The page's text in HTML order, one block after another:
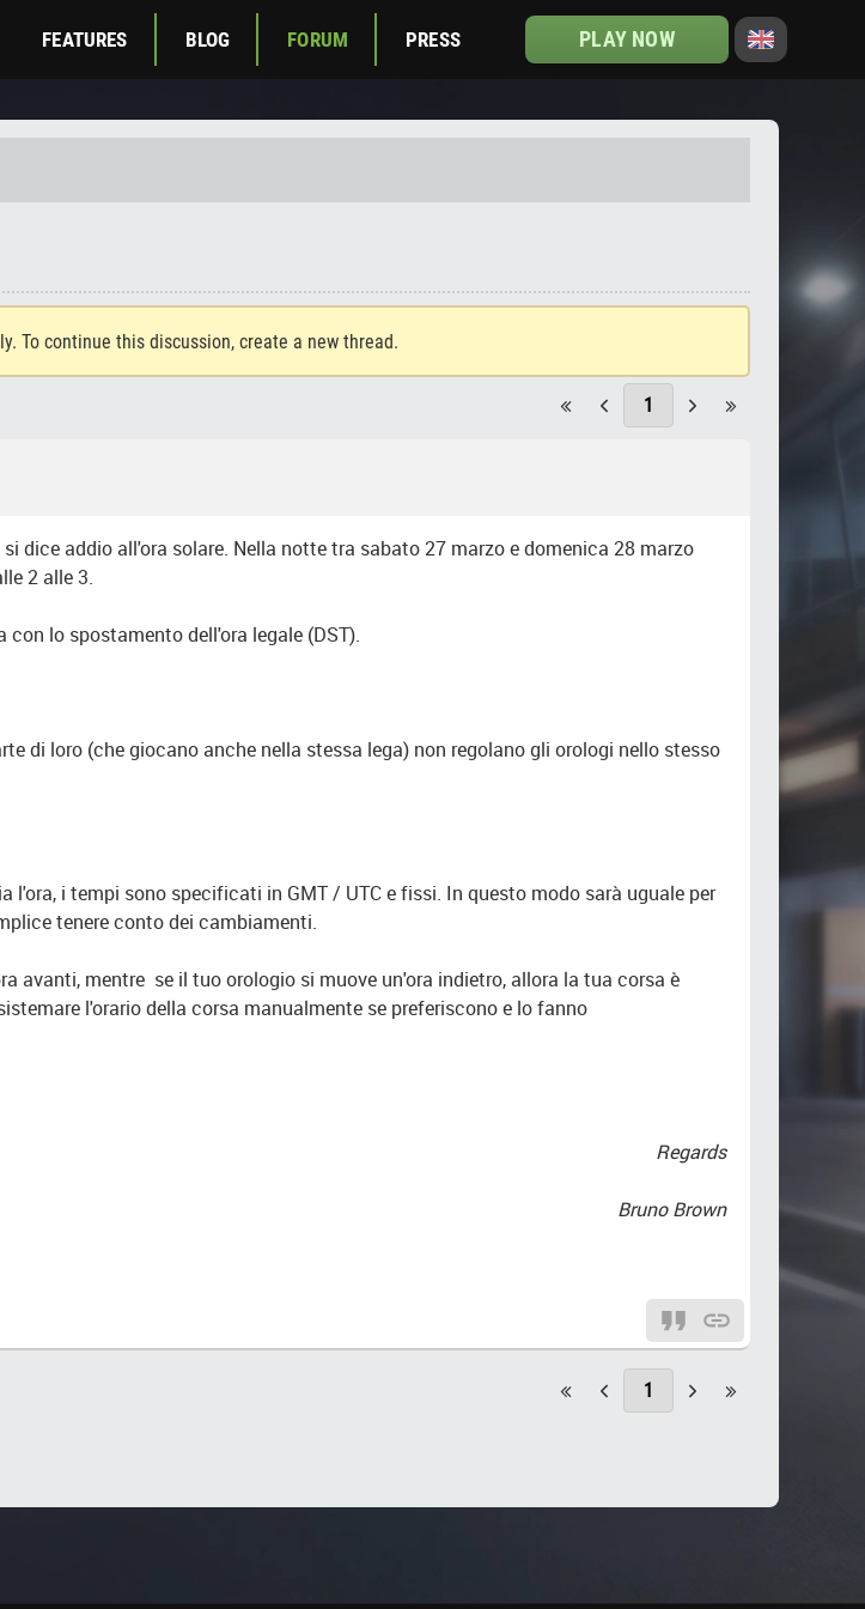
FEATURES BLOG FORUM PRESS PLAY NOW
To continue this discussion, create a new thread.
1
dice addio all'ora solare. Nella notte tra sabato 27 marzo e domenica 28 marzo
2 alle 3.
con lo spostamento dell'ora legale (DST).
di loro (che giocano anche nella stessa lega) non regolano gli orologi nello stesso
i tempi sono specificati in GMT / UTC e fissi. In questo modo sarà uguale per
tenere conto dei cambiamenti.
avanti, mentre se il tuo orologio si muove un'ora indietro, allora la tua corsa è
l'orario della corsa manualmente se preferiscono e lo fanno
Regards
Bruno Brown
1